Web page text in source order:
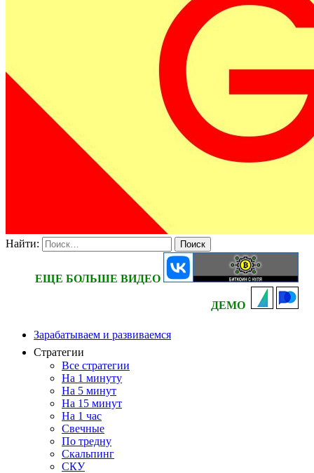
Найти:
ЕЩЕ БОЛЬШЕ ВИДЕО
ДЕМО
Зарабатываем и развиваемся
Стратегии
Все стратегии
На 1 минуту
На 5 минут
На 15 минут
На 1 час
Свечные
По тредну
Скальпинг
СКУ